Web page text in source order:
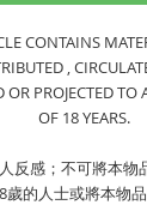
CONTAINS
,
PROJECTED TO
OF 18 YEARS.
反感；不可將本物
的人士或將本物